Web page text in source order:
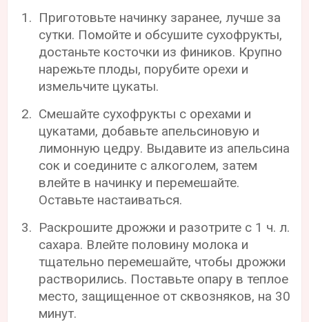
Приготовьте начинку заранее, лучше за
сутки. Помойте и обсушите сухофрукты,
достаньте косточки из фиников. Крупно
нарежьте плоды, порубите орехи и
измельчите цукаты.
Смешайте сухофрукты с орехами и
цукатами, добавьте апельсиновую и
лимонную цедру. Выдавите из апельсина
сок и соедините с алкоголем, затем
влейте в начинку и перемешайте.
Оставьте настаиваться.
Раскрошите дрожжи и разотрите с 1 ч. л.
сахара. Влейте половину молока и
тщательно перемешайте, чтобы дрожжи
растворились. Поставьте опару в теплое
место, защищенное от сквозняков, на 30
минут.